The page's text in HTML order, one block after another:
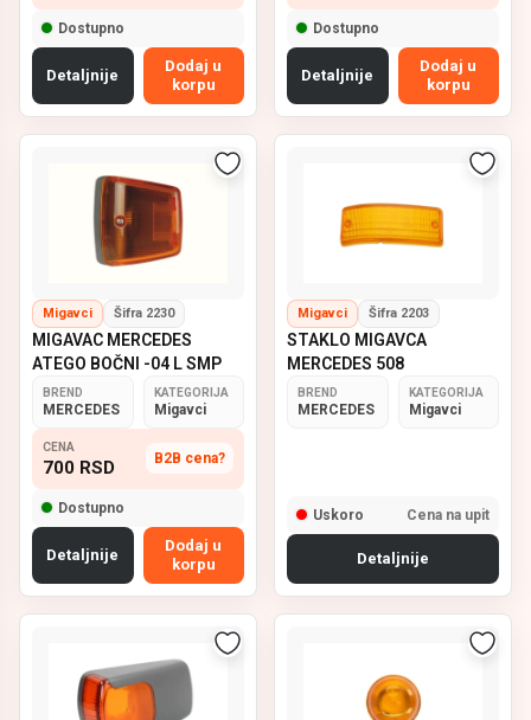
Dostupno
Detaljnije
Dodaj u
korpu
Dostupno
Detaljnije
Dodaj u
korpu
Migavci Šifra 2230
MIGAVAC MERCEDES
ATEGO BOČNI -04 L SMP
BREND
MERCEDES
KATEGORIJA
Migavci
CENA
700 RSD B2B cena?
Dostupno
Detaljnije
Dodaj u
korpu
Migavci Šifra 2203
STAKLO MIGAVCA
MERCEDES 508
BREND
MERCEDES
KATEGORIJA
Migavci
Uskoro Cena na upit
Detaljnije